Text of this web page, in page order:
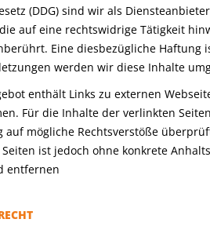
(DDG) sind wir als
auf eine rechtswidrige Tätigkeit
Eine diesbezügliche Haftung
werden wir diese Inhalte
enthält Links zu externen
Für die Inhalte der verlinkten
auf mögliche Rechtsverstöße
ist jedoch ohne konkrete
entfernen